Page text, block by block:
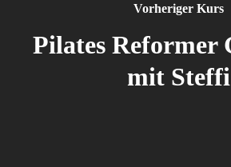
Vorheriger Kurs
Pilates Reformer
mit Steffi